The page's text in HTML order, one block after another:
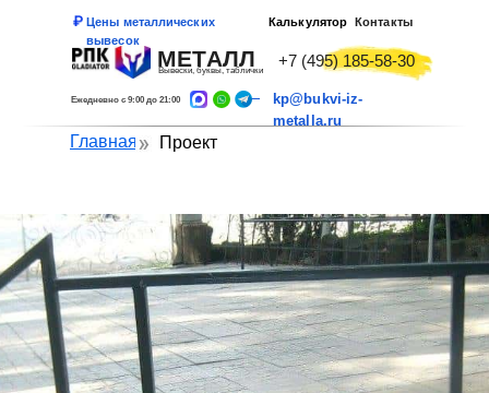
Цены металлических
вывесок
Калькулятор
Ежедневно с 9:00 до 21:00
+7 (495) 185-58-30
kp@bukvi-iz-
metalla.ru
Контакты
Вывески, буквы, таблички
МЕТАЛЛ
Главная Проект